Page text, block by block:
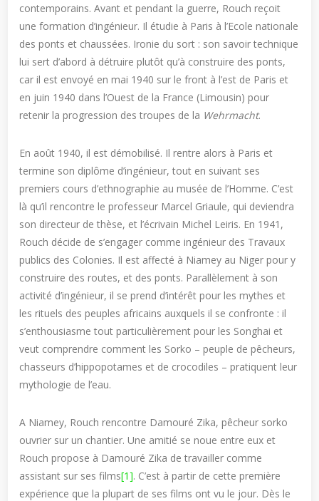
contemporains. Avant et pendant la guerre, Rouch reçoit
une formation d’ingénieur. Il étudie à Paris à l’Ecole nationale
des ponts et chaussées. Ironie du sort : son savoir technique
lui sert d’abord à détruire plutôt qu’à construire des ponts,
car il est envoyé en mai 1940 sur le front à l’est de Paris et
en juin 1940 dans l’Ouest de la France (Limousin) pour
retenir la progression des troupes de la Wehrmacht.
En août 1940, il est démobilisé. Il rentre alors à Paris et
termine son diplôme d’ingénieur, tout en suivant ses
premiers cours d’ethnographie au musée de l’Homme. C’est
là qu’il rencontre le professeur Marcel Griaule, qui deviendra
son directeur de thèse, et l’écrivain Michel Leiris. En 1941,
Rouch décide de s’engager comme ingénieur des Travaux
publics des Colonies. Il est affecté à Niamey au Niger pour y
construire des routes, et des ponts. Parallèlement à son
activité d’ingénieur, il se prend d’intérêt pour les mythes et
les rituels des peuples africains auxquels il se confronte : il
s’enthousiasme tout particulièrement pour les Songhai et
veut comprendre comment les Sorko – peuple de pêcheurs,
chasseurs d’hippopotames et de crocodiles – pratiquent leur
mythologie de l’eau.
A Niamey, Rouch rencontre Damouré Zika, pêcheur sorko
ouvrier sur un chantier. Une amitié se noue entre eux et
Rouch propose à Damouré Zika de travailler comme
assistant sur ses films[1]. C’est à partir de cette première
expérience que la plupart de ses films ont vu le jour. Dès le